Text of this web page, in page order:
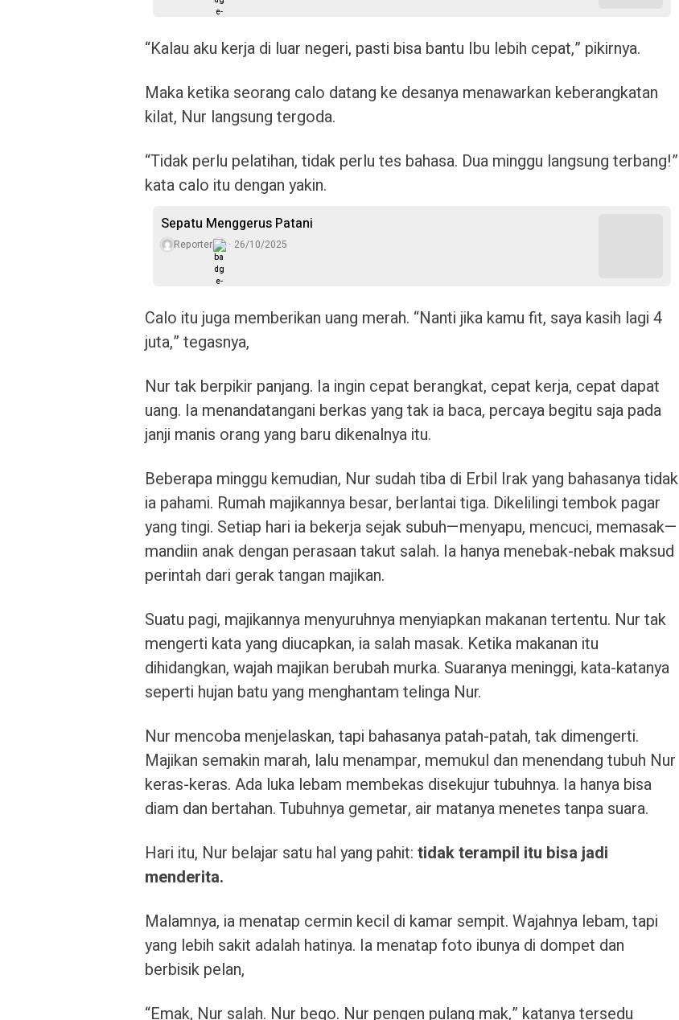
“Kalau aku kerja di luar negeri, pasti bisa bantu Ibu lebih cepat,” pikirnya.
Maka ketika seorang calo datang ke desanya menawarkan keberangkatan
kilat, Nur langsung tergoda.
“Tidak perlu pelatihan, tidak perlu tes bahasa. Dua minggu langsung terbang!”
kata calo itu dengan yakin.
Sepatu Menggerus Patani
Reporter 26/10/2025
Calo itu juga memberikan uang merah. “Nanti jika kamu fit, saya kasih lagi 4
juta,” tegasnya,
Nur tak berpikir panjang. Ia ingin cepat berangkat, cepat kerja, cepat dapat
uang. Ia menandatangani berkas yang tak ia baca, percaya begitu saja pada
janji manis orang yang baru dikenalnya itu.
Beberapa minggu kemudian, Nur sudah tiba di Erbil Irak yang bahasanya tidak
ia pahami. Rumah majikannya besar, berlantai tiga. Dikelilingi tembok pagar
yang tingi. Setiap hari ia bekerja sejak subuh—menyapu, mencuci, memasak—
mandiin anak dengan perasaan takut salah. Ia hanya menebak-nebak maksud
perintah dari gerak tangan majikan.
Suatu pagi, majikannya menyuruhnya menyiapkan makanan tertentu. Nur tak
mengerti kata yang diucapkan, ia salah masak. Ketika makanan itu
dihidangkan, wajah majikan berubah murka. Suaranya meninggi, kata-katanya
seperti hujan batu yang menghantam telinga Nur.
Nur mencoba menjelaskan, tapi bahasanya patah-patah, tak dimengerti.
Majikan semakin marah, lalu menampar, memukul dan menendang tubuh Nur
keras-keras. Ada luka lebam membekas disekujur tubuhnya. Ia hanya bisa
diam dan bertahan. Tubuhnya gemetar, air matanya menetes tanpa suara.
Hari itu, Nur belajar satu hal yang pahit: tidak terampil itu bisa jadi
menderita.
Malamnya, ia menatap cermin kecil di kamar sempit. Wajahnya lebam, tapi
yang lebih sakit adalah hatinya. Ia menatap foto ibunya di dompet dan
berbisik pelan,
“Emak, Nur salah. Nur bego. Nur pengen pulang mak,” katanya tersedu